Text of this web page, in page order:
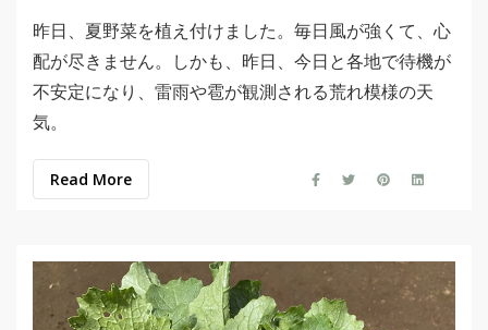
昨日、夏野菜を植え付けました。毎日風が強くて、心
配が尽きません。しかも、昨日、今日と各地で待機が
不安定になり、雷雨や雹が観測される荒れ模様の天
気。
Read More